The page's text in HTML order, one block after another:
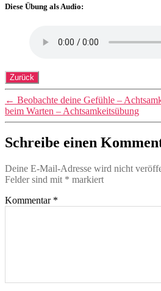
Diese Übung als Audio:
← Beobachte deine Gefühle –
beim Warten – Achtsamkeitsübung
Schreibe einen
Deine E-Mail-Adresse wird nicht
Felder sind mit * markiert
Kommentar *